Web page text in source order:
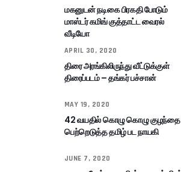
மகனுடன் நடிகை பிரகதி போடும்
மாஸ்டர் கமிங் குத்தாட்ட வைரல்
வீடியோ
APRIL 30, 2020
திரை அரங்கிலிருந்து வீட்டுக்குள்
திரைப்படம் – தங்கர் பச்சான்
MAY 19, 2020
42 வயதில் கொழு கொழு குழந்தை
பெற்றெடுத்த தமிழ் பட நாயகி
JUNE 7, 2020